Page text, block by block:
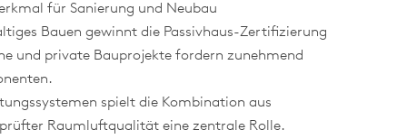
für Sanierung und Neubau
Bauen gewinnt die Passivhaus-Zertifizierung
und private Bauprojekte fordern zunehmend
spielt die Kombination aus
Raumluftqualität eine zentrale Rolle.